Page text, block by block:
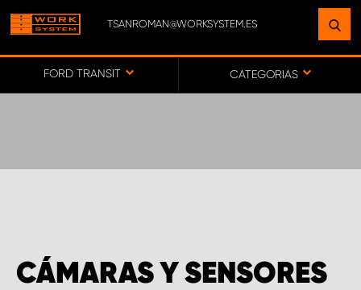
TSANROMAN@WORKSYSTEM.ES
FORD TRANSIT CATEGORIAS
CÁMARAS Y SENSORES
ENCUENTRE UNA INSTALACIÓN
CERCA DE USTED